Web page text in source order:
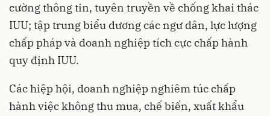
cường thông tin, tuyên truyền về chống khai thác
IUU; tập trung biểu dương các ngư dân, lực lượng
chấp pháp và doanh nghiệp tích cực chấp hành
quy định IUU.
Các hiệp hội, doanh nghiệp nghiêm túc chấp
hành việc không thu mua, chế biến, xuất khẩu